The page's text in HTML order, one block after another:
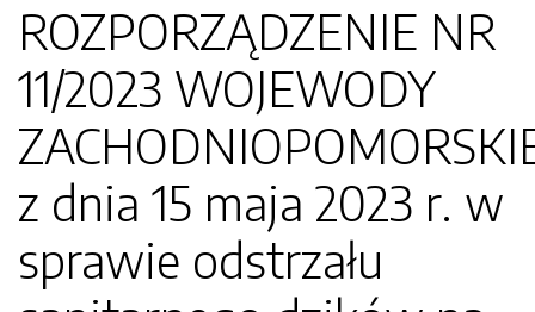
ROZPORZĄDZENIE NR
11/2023 WOJEWODY
z dnia 15 maja 2023 r. w
sprawie odstrzału